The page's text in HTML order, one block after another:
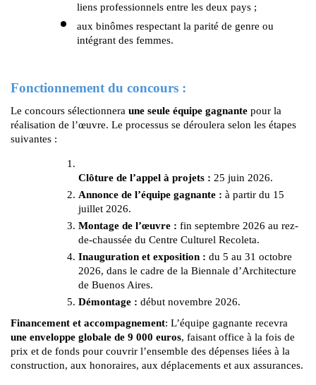
liens professionnels entre les deux pays ;
aux binômes respectant la parité de genre ou
intégrant des femmes.
Fonctionnement du concours :
Le concours sélectionnera une seule équipe gagnante pour la
réalisation de l’œuvre. Le processus se déroulera selon les étapes
suivantes :
Clôture de l’appel à projets : 25 juin 2026.
Annonce de l’équipe gagnante : à partir du 15
juillet 2026.
Montage de l’œuvre : fin septembre 2026 au rez-
de-chaussée du Centre Culturel Recoleta.
Inauguration et exposition : du 5 au 31 octobre
2026, dans le cadre de la Biennale d’Architecture
de Buenos Aires.
Démontage : début novembre 2026.
Financement et accompagnement
une enveloppe globale de 9 000 euros, faisant office à la fois de
prix et de fonds pour couvrir l’ensemble des dépenses liées à la
construction, aux honoraires, aux déplacements et aux assurances.